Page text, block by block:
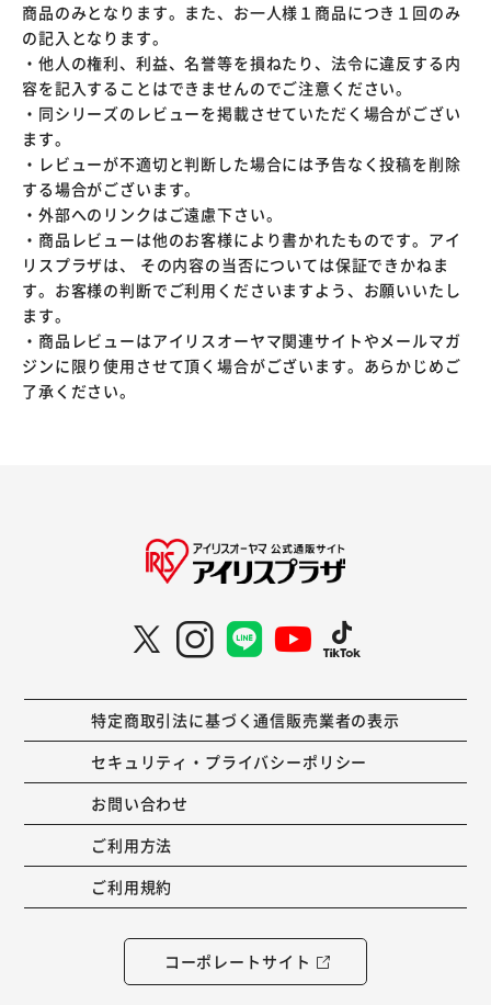
商品のみとなります。また、お一人様１商品につき１回のみ
の記入となります。
・他人の権利、利益、名誉等を損ねたり、法令に違反する内
容を記入することはできませんのでご注意ください。
・同シリーズのレビューを掲載させていただく場合がござい
ます。
・レビューが不適切と判断した場合には予告なく投稿を削除
する場合がございます。
・外部へのリンクはご遠慮下さい。
・商品レビューは他のお客様により書かれたものです。アイ
リスプラザは、 その内容の当否については保証できかねま
す。お客様の判断でご利用くださいますよう、お願いいたし
ます。
・商品レビューはアイリスオーヤマ関連サイトやメールマガ
ジンに限り使用させて頂く場合がございます。あらかじめご
了承ください。
特定商取引法に基づく通信販売業者の表示
セキュリティ・プライバシーポリシー
お問い合わせ
ご利用方法
ご利用規約
コーポレートサイト